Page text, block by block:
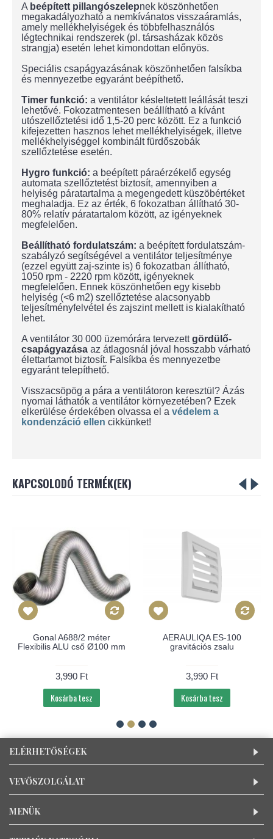
A beépített pillangószelepnek köszönhetően
megakadályozható a nemkívánatos visszaáramlás,
amely mellékhelyiségek és többfelhasználós
légtechnikai rendszerek (pl. társasházak közös
strangja) esetén lehet kimondottan előnyös.
Speciális csapágyazásának köszönhetően falsíkba
és mennyezetbe egyaránt beépíthető.
Timer funkció: a ventilátor késleltetett leállását teszi
lehetővé. Fokozatmentesen beállítható a kívánt
utószellőztetési idő 1,5-20 perc között. Ez a funkció
kifejezetten hasznos lehet mellékhelyiségek, illetve
mellékhelyiséggel kombinált fürdőszobák
szellőztetése esetén.
Hygro funkció: a beépített páraérzékelő egység
automata szellőztetést biztosít, amennyiben a
helyiség páratartalma a megengedett küszöbértéket
meghaladja. Ez az érték, 6 fokozatban állítható 30-
80% relatív páratartalom között, az igényeknek
megfelelően.
Beállítható fordulatszám: a beépített fordulatszám-
szabályzó segítségével a ventilátor teljesítménye
(ezzel együtt zaj-szinte is) 6 fokozatban állítható,
1050 rpm - 2220 rpm között, igényeknek
megfelelően. Ennek köszönhetően egy kisebb
helyiség (<6 m2) szellőztetése alacsonyabb
teljesítményfelvétel és zajszint mellett is kialakítható
lehet.
A ventilátor 30 000 üzemórára tervezettgördülő-
csapágyazása az átlagosnál jóval hosszabb várható
élettartamot biztosít. Falsíkba és mennyezetbe
egyaránt telepíthető.
Visszacsöpög a pára a ventilátoron keresztül? Ázás
nyomai láthatók a ventilátor környezetében? Ezek
elkerülése érdekében olvassa el a védelem a
kondenzáció ellen cikkünket!
KAPCSOLODÓ TERMÉK(EK)
Gonal A688/2 méter
Flexibilis ALU cső Ø100 mm
3,990 Ft
Kosárba tesz
AERAULIQA ES-100
gravitációs zsalu
3,990 Ft
Kosárba tesz
ELÉRHETŐSÉGEK
VEVŐSZOLGÁLAT
MENÜK